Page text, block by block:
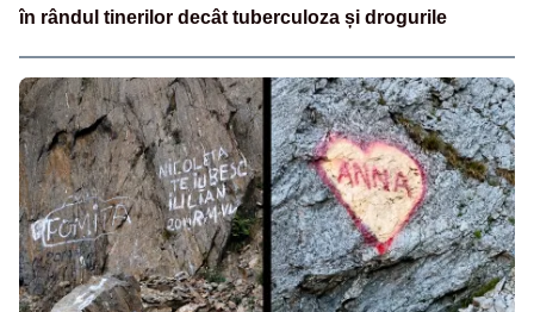
în rândul tinerilor decât tuberculoza și drogurile